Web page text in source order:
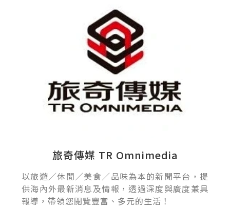
旅奇傳媒 TR Omnimedia
以旅遊／休閒／美食／品味為本的新聞平台，提
供海內外最新消息及情報，透過深度與廣度兼具
報導，帶領您閱覽豐富、多元的生活！